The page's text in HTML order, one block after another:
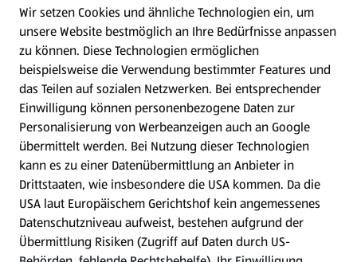
WhatsApp
Gewinnspiele
Mein HOFER. Meine Einkäufe.
Meine Meinung. Mein HOFER.
Gutscheingroßbestellung
(öffnet in einem neuen Tab)
Folge uns hier:
Wir setzen Cookies und ähnliche Technologien ein, um
unsere Website bestmöglich an Ihre Bedürfnisse anpassen
zu können. Diese Technologien ermöglichen
beispielsweise die Verwendung bestimmter Features und
das Teilen auf sozialen Netzwerken. Bei entsprechender
Einwilligung können personenbezogene Daten zur
Personalisierung von Werbeanzeigen auch an Google
übermittelt werden. Bei Nutzung dieser Technologien
kann es zu einer Datenübermittlung an Anbieter in
Drittstaaten, wie insbesondere die USA kommen. Da die
USA laut Europäischem Gerichtshof kein angemessenes
Datenschutzniveau aufweist, bestehen aufgrund der
Übermittlung Risiken (Zugriff auf Daten durch US-